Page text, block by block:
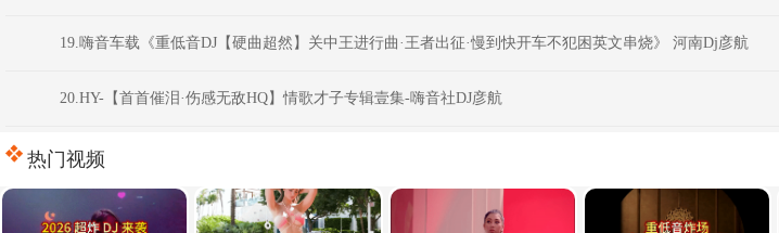
19.嗨音车载《重低音DJ【硬曲超然】关中王进行曲·王者出征·慢到快开车不犯困英文串烧》 河南Dj彦航
20.HY-【首首催泪·伤感无敌HQ】情歌才子专辑壹集-嗨音社DJ彦航
热门视频